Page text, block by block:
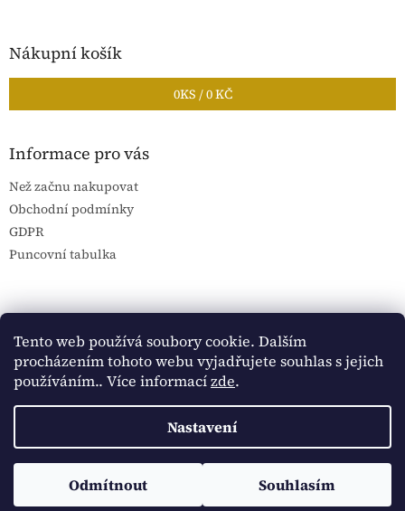
Tento web používá soubory cookie. Dalším
procházením tohoto webu vyjadřujete souhlas s jejich
používáním.. Více informacízde.
Nastavení
Odmítnout Souhlasím
Sledujte Historické dokumenty na Facebooku:
Nákupní košík
0KS /0 KČ
Informace pro vás
Než začnu nakupovat
Obchodní podmínky
GDPR
Puncovní tabulka
Copyright 2026Historické dokumenty. Všechna práva